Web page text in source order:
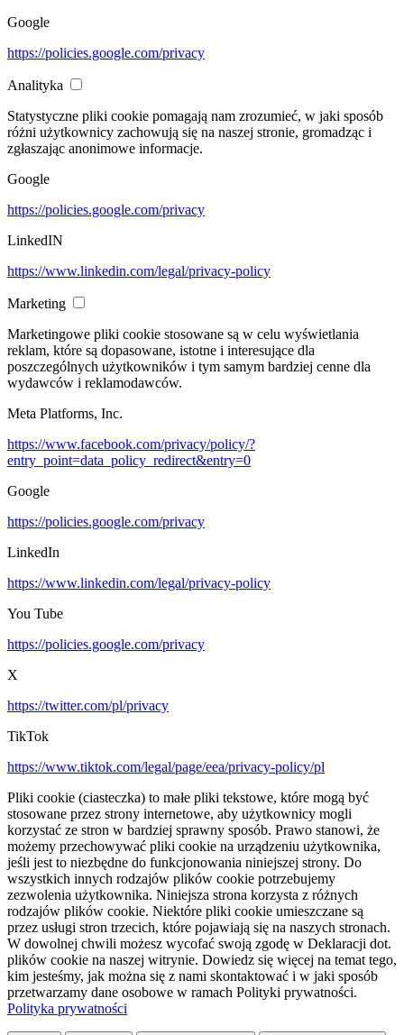
Google
https://policies.google.com/privacy
Analityka
Statystyczne pliki cookie pomagają nam zrozumieć, w jaki sposób
różni użytkownicy zachowują się na naszej stronie, gromadząc i
zgłaszając anonimowe informacje.
Google
https://policies.google.com/privacy
LinkedIN
https://www.linkedin.com/legal/privacy-policy
Marketing
Marketingowe pliki cookie stosowane są w celu wyświetlania
reklam, które są dopasowane, istotne i interesujące dla
poszczególnych użytkowników i tym samym bardziej cenne dla
wydawców i reklamodawców.
Meta Platforms, Inc.
https://www.facebook.com/privacy/policy/?
entry_point=data_policy_redirect&entry=0
Google
https://policies.google.com/privacy
LinkedIn
https://www.linkedin.com/legal/privacy-policy
You Tube
https://policies.google.com/privacy
X
https://twitter.com/pl/privacy
TikTok
https://www.tiktok.com/legal/page/eea/privacy-policy/pl
Pliki cookie (ciasteczka) to małe pliki tekstowe, które mogą być
stosowane przez strony internetowe, aby użytkownicy mogli
korzystać ze stron w bardziej sprawny sposób. Prawo stanowi, że
możemy przechowywać pliki cookie na urządzeniu użytkownika,
jeśli jest to niezbędne do funkcjonowania niniejszej strony. Do
wszystkich innych rodzajów plików cookie potrzebujemy
zezwolenia użytkownika. Niniejsza strona korzysta z różnych
rodzajów plików cookie. Niektóre pliki cookie umieszczane są
przez usługi stron trzecich, które pojawiają się na naszych stronach.
W dowolnej chwili możesz wycofać swoją zgodę w Deklaracji dot.
plików cookie na naszej witrynie. Dowiedz się więcej na temat tego,
kim jesteśmy, jak można się z nami skontaktować i w jaki sposób
przetwarzamy dane osobowe w ramach Polityki prywatności.
Polityka prywatności